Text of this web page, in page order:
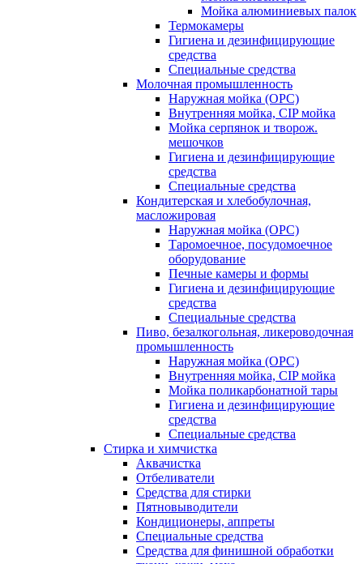
Мойка алюминиевых палок
Термокамеры
Гигиена и дезинфицирующие
средства
Специальные средства
Молочная промышленность
Наружная мойка (ОРС)
Внутренняя мойка, CIP мойка
Мойка серпянок и творож.
мешочков
Гигиена и дезинфицирующие
средства
Специальные средства
Кондитерская и хлебобулочная,
масложировая
Наружная мойка (ОРС)
Таромоечное, посудомоечное
оборудование
Печные камеры и формы
Гигиена и дезинфицирующие
средства
Специальные средства
Пиво, безалкогольная, ликероводочная
промышленность
Наружная мойка (ОРС)
Внутренняя мойка, CIP мойка
Мойка поликарбонатной тары
Гигиена и дезинфицирующие
средства
Специальные средства
Стирка и химчистка
Аквачистка
Отбеливатели
Средства для стирки
Пятновыводители
Кондиционеры, аппреты
Специальные средства
Средства для финишной обработки